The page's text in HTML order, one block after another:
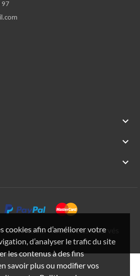
cookies afin d’améliorer votre
d’analyser le trafic du site
les contenus à des fins
savoir plus ou modifier vos
97



Last Rebels - Tous droits réservés